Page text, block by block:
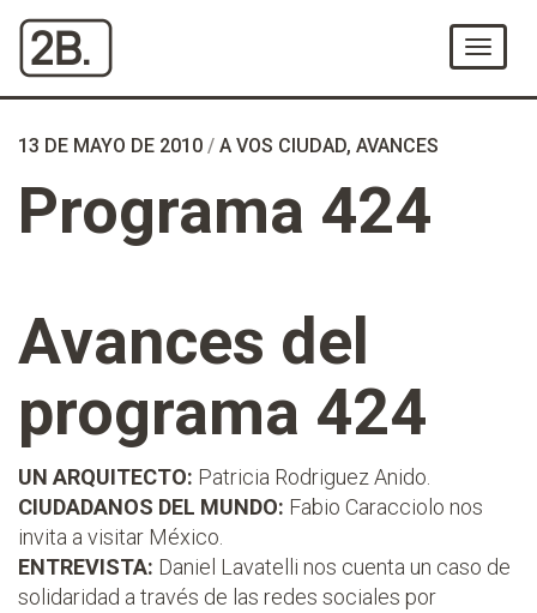
Contenido
Menú
13 DE MAYO DE 2010 / A VOS CIUDAD, AVANCES
Programa 424
Avances del
programa 424
UN ARQUITECTO: Patricia Rodriguez Anido.
CIUDADANOS DEL MUNDO: Fabio Caracciolo nos
invita a visitar México.
ENTREVISTA: Daniel Lavatelli nos cuenta un caso de
solidaridad a través de las redes sociales por